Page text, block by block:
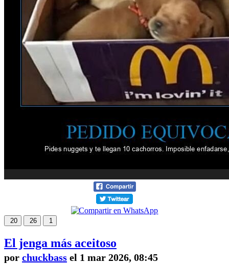
20 26 1
El jenga más aceitoso
por chuckbass el 1 mar 2026, 08:45